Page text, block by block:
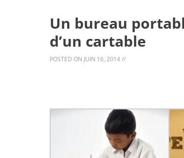
Un bureau
d’un cartable
POSTED ON JUIN 16, 2014//